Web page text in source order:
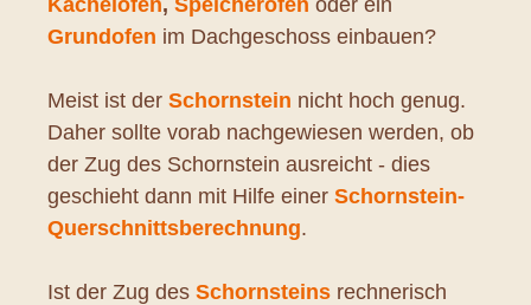
Grundofen im Dachgeschoss einbauen?
Meist ist der Schornstein nicht hoch genug.
Daher sollte vorab nachgewiesen werden, ob
der Zug des Schornstein ausreicht - dies
geschieht dann mit Hilfe einer Schornstein-
Querschnittsberechnung.
Ist der Zug des Schornsteins rechnerisch